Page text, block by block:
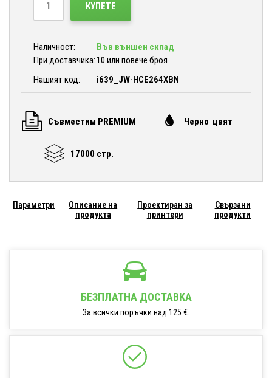
КУПЕТЕ
Наличност:
Във външен склад
При доставчика:10 или повече броя
Нашият код:
i639_JW-HCE264XBN
Съвместим PREMIUM Черно цвят
17000 стр.
Параметри
Описание на
продукта
Проектиран за
принтери
Свързани
продукти
БЕЗПЛАТНА ДОСТАВКА
За всички поръчки над 125 €.